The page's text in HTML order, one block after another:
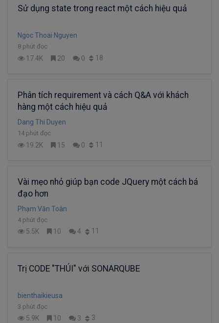
Sử dụng state trong react một cách hiệu quả
Ngoc Thoai Nguyen
8 phút đọc
17.4K 20 0 18
Phân tích requirement và cách Q&A với khách
hàng một cách hiệu quả
Dang Thi Duyen
14 phút đọc
19.2K 15 0 11
Vài mẹo nhỏ giúp bạn code JQuery một cách bá
đạo hơn
Phạm Văn Toàn
4 phút đọc
5.5K 10 4 11
Trị CODE "THÚI" với SONARQUBE
bienthaikieusa
3 phút đọc
5.9K 10 3 3